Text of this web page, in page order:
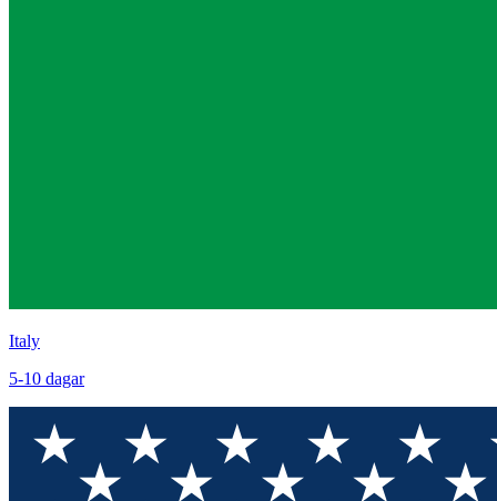
Italy
5-10 dagar